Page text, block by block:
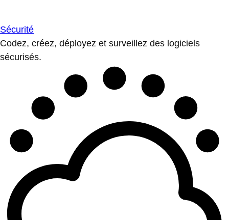
Sécurité
Codez, créez, déployez et surveillez des logiciels
sécurisés.